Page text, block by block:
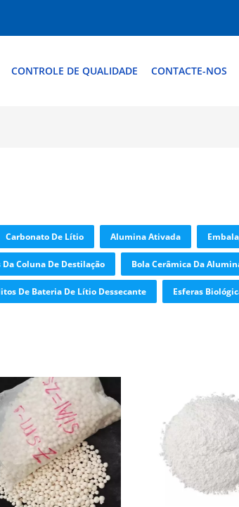
CONTROLE DE QUALIDADE CONTACTE-NOS
Carbonato De Lítio Alumina Ativada
Coluna De Destilação Bola Cerâmica Da
De Bateria De Lítio Dessecante Esferas